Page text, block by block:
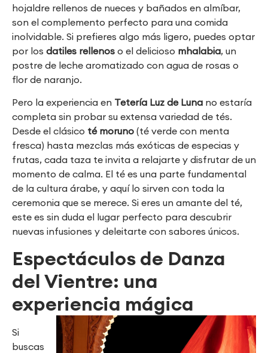
hojaldre rellenos de nueces y bañados en almíbar,
son el complemento perfecto para una comida
inolvidable. Si prefieres algo más ligero, puedes optar
por los datiles rellenos o el delicioso mhalabia, un
postre de leche aromatizado con agua de rosas o
flor de naranjo.
Pero la experiencia en Tetería Luz de Luna no estaría
completa sin probar su extensa variedad de tés.
Desde el clásico té moruno (té verde con menta
fresca) hasta mezclas más exóticas de especias y
frutas, cada taza te invita a relajarte y disfrutar de un
momento de calma. El té es una parte fundamental
de la cultura árabe, y aquí lo sirven con toda la
ceremonia que se merece. Si eres un amante del té,
este es sin duda el lugar perfecto para descubrir
nuevas infusiones y deleitarte con sabores únicos.
Espectáculos de Danza
del Vientre: una
experiencia mágica
Si
buscas